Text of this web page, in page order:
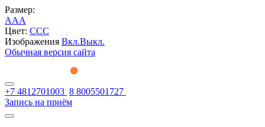
Размер:
AAA
Цвет: CCC
Изображения Вкл.Выкл.
Обычная версия сайта
+7 4812701003 8 8005501727
Запись на приём